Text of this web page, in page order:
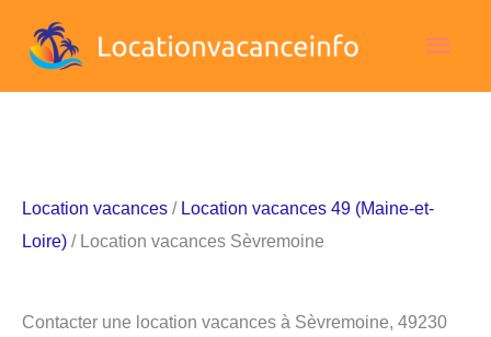
Location vacances / Location vacances 49 (Maine-et-
Loire) / Location vacances Sèvremoine
Contacter une location vacances à Sèvremoine, 49230